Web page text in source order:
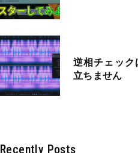
逆相チェック
立ちません
Recently Posts